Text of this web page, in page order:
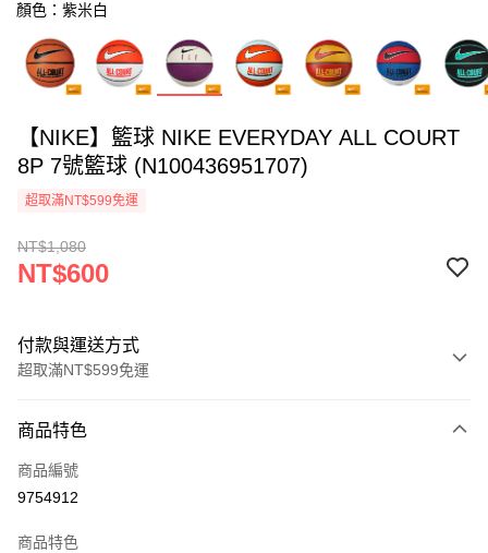
顏色：紫米白
【NIKE】籃球 NIKE EVERYDAY ALL COURT
8P 7號籃球 (N100436951707)
超取滿NT$599免運
NT$1,080
NT$600
付款與運送方式
超取滿NT$599免運
信用卡一次付款
超商取貨付款
商品特色
商品編號
9754912
商品特色